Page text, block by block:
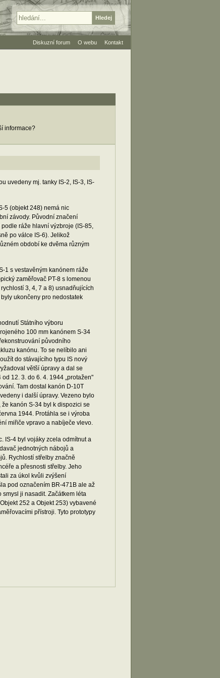
informace?
uvedeny mj. tanky IS-2, IS-3, IS-
5 (objekt 248) nemá nic
závody. Původní značení
ráže hlavní výzbroje (IS-85,
po válce IS-6). Jelikož
období ke dvěma různým
1 s vestavěným kanónem ráže
zaměřovač PT-8 s lomenou
3, 4, 7 a 8) usnadňujících
ukončeny pro nedostatek
Státního výboru
100 mm kanónem S-34
původního
kanónu. To se nelíbilo ani
do stávajícího typu IS nový
větší úpravy a dal se
12. 3. do 6. 4. 1944 „protažen"
Tam dostal kanón D-10T
i další úpravy. Vezeno bylo
kanón S-34 byl k dispozici se
1944. Protáhla se i výroba
miřiče vpravo a nabíječe vlevo.
IS-4 byl vojáky zcela odmítnut a
jednotných nábojů a
Rychlostí střelby značně
a přesnosti střelby. Jeho
za úkol kvůli zvýšení
pod označením BR-471B ale až
ji nasadit. Začátkem léta
252 a Objekt 253) vybavené
přístroji. Tyto prototypy
Diskuzní forum O webu Kontakt